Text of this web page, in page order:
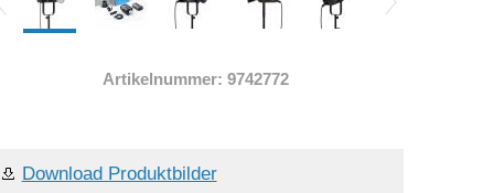
Artikelnummer: 9742772
Download Produktbilder